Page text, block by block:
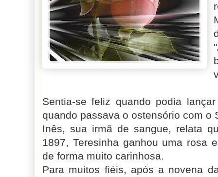
Sentia-se feliz quando podia
quando passava o ostensório com o
Inês, sua irmã de sangue, relata
1897, Teresinha ganhou uma rosa
de forma muito carinhosa.
Para muitos fiéis, após a novena